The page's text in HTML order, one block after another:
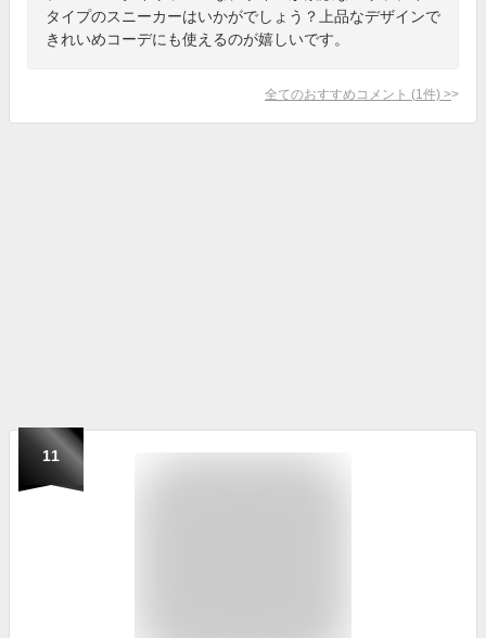
タイプのスニーカーはいかがでしょう？上品なデザインで
きれいめコーデにも使えるのが嬉しいです。
全てのおすすめコメント (1 件) >
11